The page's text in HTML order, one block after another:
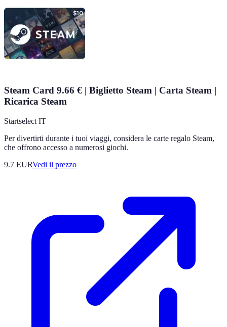
Steam Card 9.66 € | Biglietto Steam | Carta Steam |
Ricarica Steam
Startselect IT
Per divertirti durante i tuoi viaggi, considera le carte regalo Steam,
che offrono accesso a numerosi giochi.
9.7 EURVedi il prezzo